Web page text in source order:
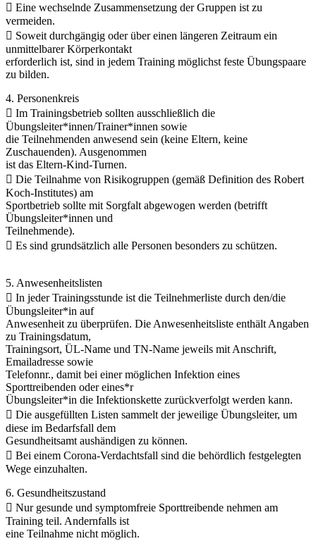
 Eine wechselnde Zusammensetzung der Gruppen ist zu
vermeiden.
 Soweit durchgängig oder über einen längeren Zeitraum ein
unmittelbarer Körperkontakt
erforderlich ist, sind in jedem Training möglichst feste Übungspaare
zu bilden.
4. Personenkreis
 Im Trainingsbetrieb sollten ausschließlich die
Übungsleiter*innen/Trainer*innen sowie
die Teilnehmenden anwesend sein (keine Eltern, keine
Zuschauenden). Ausgenommen
ist das Eltern-Kind-Turnen.
 Die Teilnahme von Risikogruppen (gemäß Definition des Robert
Koch-Institutes) am
Sportbetrieb sollte mit Sorgfalt abgewogen werden (betrifft
Übungsleiter*innen und
Teilnehmende).
 Es sind grundsätzlich alle Personen besonders zu schützen.
5. Anwesenheitslisten
 In jeder Trainingsstunde ist die Teilnehmerliste durch den/die
Übungsleiter*in auf
Anwesenheit zu überprüfen. Die Anwesenheitsliste enthält Angaben
zu Trainingsdatum,
Trainingsort, ÜL-Name und TN-Name jeweils mit Anschrift,
Emailadresse sowie
Telefonnr., damit bei einer möglichen Infektion eines
Sporttreibenden oder eines*r
Übungsleiter*in die Infektionskette zurückverfolgt werden kann.
 Die ausgefüllten Listen sammelt der jeweilige Übungsleiter, um
diese im Bedarfsfall dem
Gesundheitsamt aushändigen zu können.
 Bei einem Corona-Verdachtsfall sind die behördlich festgelegten
Wege einzuhalten.
6. Gesundheitszustand
 Nur gesunde und symptomfreie Sporttreibende nehmen am
Training teil. Andernfalls ist
eine Teilnahme nicht möglich.